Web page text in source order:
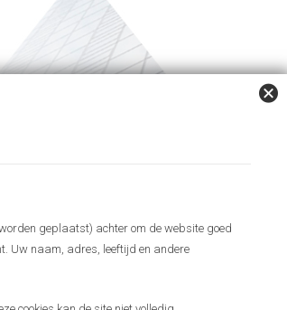
geplaatst) achter om de website goed
Uw naam, adres, leeftijd en andere